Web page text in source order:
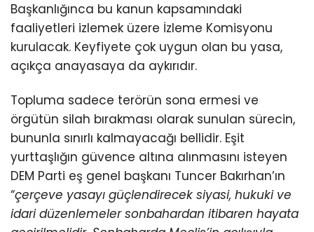
Başkanlığınca bu kanun kapsamındaki
faaliyetleri izlemek üzere İzleme Komisyonu
kurulacak. Keyfiyete çok uygun olan bu yasa,
açıkça anayasaya da aykırıdır.
Topluma sadece terörün sona ermesi ve
örgütün silah bırakması olarak sunulan sürecin,
bununla sınırlı kalmayacağı bellidir. Eşit
yurttaşlığın güvence altına alınmasını isteyen
DEM Parti eş genel başkanı Tuncer Bakırhan’ın
“çerçeve yasayı güçlendirecek siyasi, hukuki ve
idari düzenlemeler sonbahardan itibaren hayata